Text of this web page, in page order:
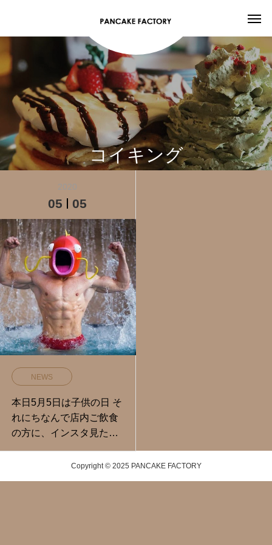
コイキング
2020
05 05
NEWS
本日5月5日は子供の日 そ
れにちなんで店内ご飲食
の方に、インスタ見たで
スをお配りしていますCopyright © 2025 PANCAKE FACTORY